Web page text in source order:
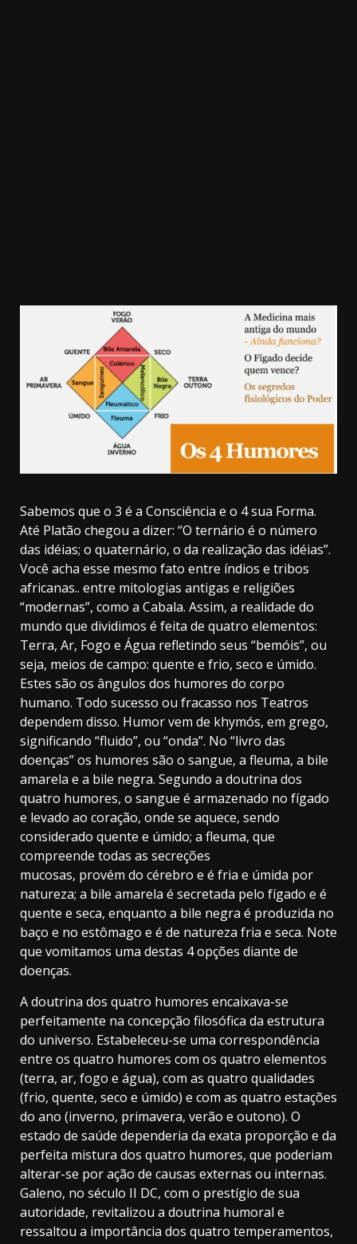
Sabemos que o 3 é a Consciência e o 4 sua Forma.
Até Platão chegou a dizer: “O ternário é o número
das idéias; o quaternário, o da realização das idéias”.
Você acha esse mesmo fato entre índios e tribos
africanas.. entre mitologias antigas e religiões
“modernas”, como a Cabala. Assim, a realidade do
mundo que dividimos é feita de quatro elementos:
Terra, Ar, Fogo e Água refletindo seus “bemóis”, ou
seja, meios de campo: quente e frio, seco e úmido.
Estes são os ângulos dos humores do corpo
humano. Todo sucesso ou fracasso nos Teatros
dependem disso. Humor vem de khymós, em grego,
significando “fluido”, ou “onda”. No “livro das
doenças” os humores são o sangue, a fleuma, a bile
amarela e a bile negra. Segundo a doutrina dos
quatro humores, o sangue é armazenado no fígado
e levado ao coração, onde se aquece, sendo
considerado quente e úmido; a fleuma, que
compreende todas as secreções
mucosas, provém do cérebro e é fria e úmida por
natureza; a bile amarela é secretada pelo fígado e é
quente e seca, enquanto a bile negra é produzida no
baço e no estômago e é de natureza fria e seca. Note
que vomitamos uma destas 4 opções diante de
doenças.
A doutrina dos quatro humores encaixava-se
perfeitamente na concepção filosófica da estrutura
do universo. Estabeleceu-se uma correspondência
entre os quatro humores com os quatro elementos
(terra, ar, fogo e água), com as quatro qualidades
(frio, quente, seco e úmido) e com as quatro estações
do ano (inverno, primavera, verão e outono). O
estado de saúde dependeria da exata proporção e da
perfeita mistura dos quatro humores, que poderiam
alterar-se por ação de causas externas ou internas.
Galeno, no século II DC, com o prestígio de sua
autoridade, revitalizou a doutrina humoral e
ressaltou a importância dos quatro temperamentos,